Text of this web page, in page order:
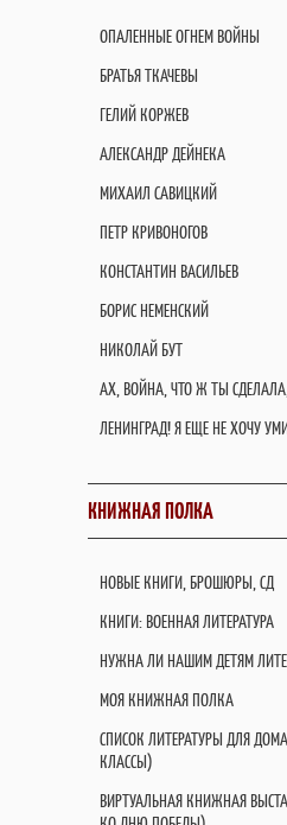
ОПАЛЕННЫЕ ОГНЕМ ВОЙНЫ
БРАТЬЯ ТКАЧЕВЫ
ГЕЛИЙ КОРЖЕВ
АЛЕКСАНДР ДЕЙНЕКА
МИХАИЛ САВИЦКИЙ
ПЕТР КРИВОНОГОВ
КОНСТАНТИН ВАСИЛЬЕВ
БОРИС НЕМЕНСКИЙ
НИКОЛАЙ БУТ
АХ, ВОЙНА, ЧТО Ж ТЫ
ЛЕНИНГРАД! Я ЕЩЕ НЕ ХОЧУ
КНИЖНАЯ ПОЛКА
НОВЫЕ КНИГИ, БРОШЮРЫ, СД
КНИГИ: ВОЕННАЯ ЛИТЕРАТУРА
НУЖНА ЛИ НАШИМ ДЕТЯМ
МОЯ КНИЖНАЯ ПОЛКА
СПИСОК ЛИТЕРАТУРЫ ДЛЯ
КЛАССЫ)
ВИРТУАЛЬНАЯ КНИЖНАЯ